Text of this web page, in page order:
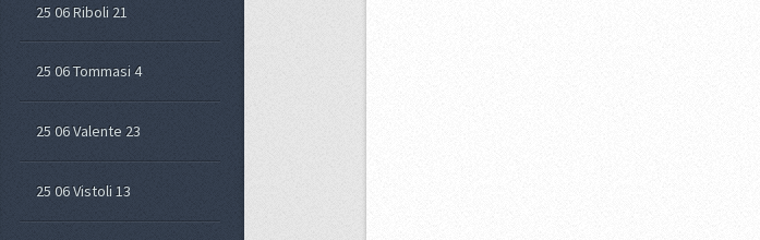
25 06 Riboli 21
25 06 Tommasi 4
25 06 Valente 23
25 06 Vistoli 13